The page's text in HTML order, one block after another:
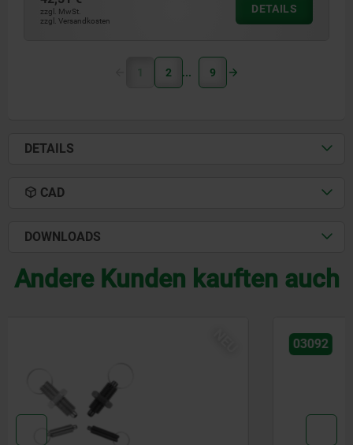
zzgl. MwSt.
zzgl. Versandkosten
DETAILS
1 2 9
DETAILS
CAD
DOWNLOADS
Andere Kunden kauften auch
NEU